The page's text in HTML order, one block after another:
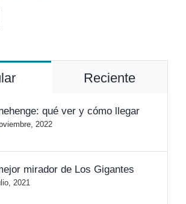
Reciente
qué ver y cómo llegar
2022
mirador de Los Gigantes
2021